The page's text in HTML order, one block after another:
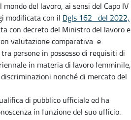
del lavoro, ai sensi del Capo IV
modificata con il Dgls 162 del 2022,
con decreto del Ministro del lavoro e
valutazione comparativa e
persone in possesso di requisiti di
in materia di lavoro femminile,
nonché di mercato del
di pubblico ufficiale ed ha
in funzione del suo ufficio.